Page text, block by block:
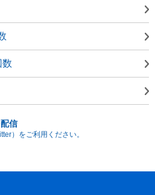
数
信
）をご利用ください。